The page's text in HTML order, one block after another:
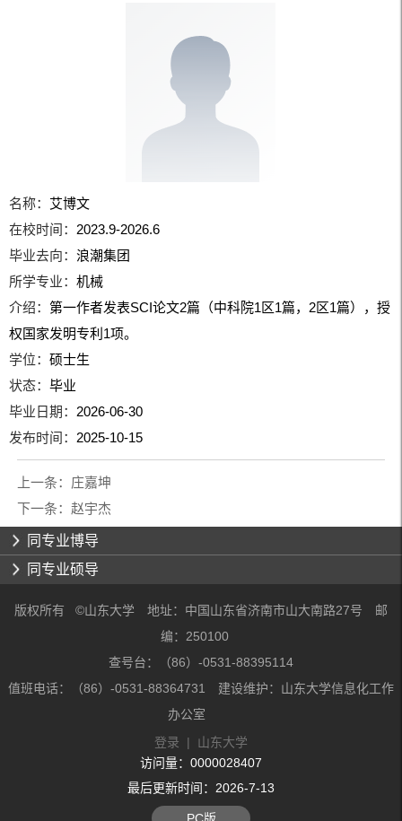
名称： 艾博文
在校时间： 2023.9-2026.6
毕业去向：浪潮集团
所学专业：机械
介绍： 第一作者发表SCI论文2篇（中科院1区1篇，2区1篇），授
权国家发明专利1项。
学位：硕士生
状态：毕业
毕业日期： 2026-06-30
发布时间： 2025-10-15
上一条： 庄嘉坤
下一条： 赵宇杰
同专业博导
同专业硕导
版权所有 ©山东大学 地址：中国山东省济南市山大南路27号 邮
编：250100
查号台：（86）-0531-88395114
值班电话：（86）-0531-88364731 建设维护：山东大学信息化工作
办公室
登录 | 山东大学
访问量： 0000028407
最后更新时间： 2026-7-13